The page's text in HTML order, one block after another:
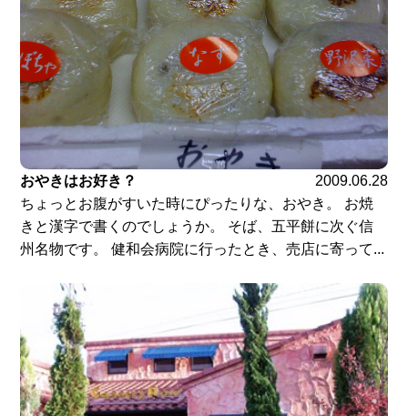
おやきはお好き？
2009.06.28
ちょっとお腹がすいた時にぴったりな、おやき。 お焼
きと漢字で書くのでしょうか。 そば、五平餅に次ぐ信
州名物です。 健和会病院に行ったとき、売店に寄って...